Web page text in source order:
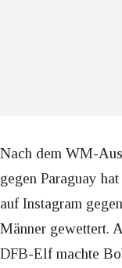
Nach dem WM-
gegen Paraguay
auf Instagram
Männer gewettert.
DFB-Elf machte